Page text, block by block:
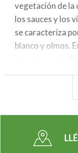
vegetación de la
los sauces y los
se caracteriza
blanco y olmos.
gorriones,
golondrinas,
al estanque